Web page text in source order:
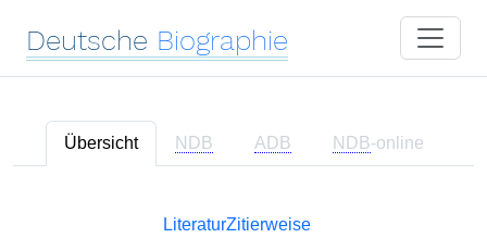
Deutsche Biographie
Übersicht NDB ADB NDB-online
LiteraturZitierweise